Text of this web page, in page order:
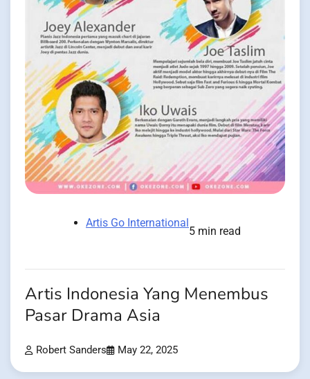
Artis Go International
5 min read
Artis Indonesia Yang Menembus
Pasar Drama Asia
Robert Sanders May 22, 2025